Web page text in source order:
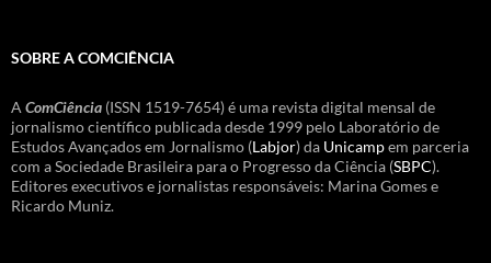
SOBRE A COMCIÊNCIA
A ComCiência (ISSN 1519-7654) é uma revista digital mensal de
jornalismo científico publicada desde 1999 pelo Laboratório de
Estudos Avançados em Jornalismo (Labjor) da Unicampem parceria
com a Sociedade Brasileira para o Progresso da Ciência (SBPC).
Editores executivos e jornalistas responsáveis: Marina Gomes e
Ricardo Muniz.